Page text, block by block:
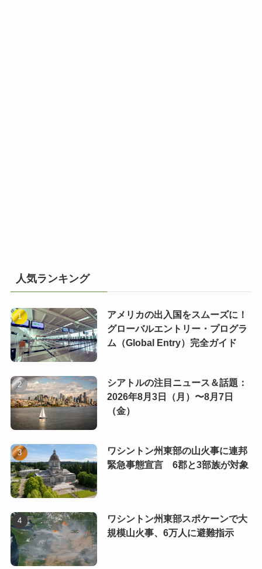
人気ランキング
アメリカの出入国をスムーズに！
グローバルエントリー・プログラ
ム（Global Entry）完全ガイド
シアトルの注目ニュース＆話題：
2026年8月3日（月）〜8月7日
（金）
ワシントン州東部の山火事に連邦
緊急事態宣言 6郡と3部族が対象
ワシントン州東部スポケーンで大
規模山火事、6万人に避難指示